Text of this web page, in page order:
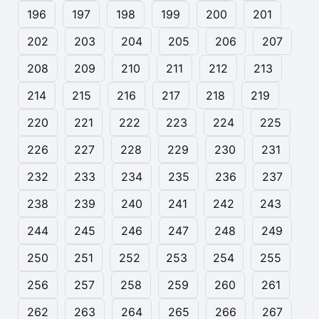
196 197 198 199 200
201
202
203 204 205 206
207
208
209 210 211 212
213
214
215 216 217 218
219
220
221 222 223 224
225
226
227 228 229 230
231
232
233 234 235 236
237
238
239 240 241 242
243
244
245 246 247 248
249
250
251 252 253 254
255
256
257 258 259 260
261
262
263 264 265 266 267